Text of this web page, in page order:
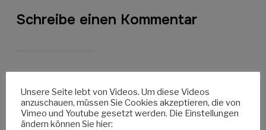
Schreibe einen Kommentar
Felder sind mit*markiert
Nachricht:
Unsere Seite lebt von Videos. Um diese Videos
anzuschauen, müssen Sie Cookies akzeptieren, die von
Vimeo und Youtube gesetzt werden. Die Einstellungen
ändern können Sie hier: